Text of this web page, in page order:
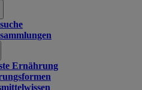
Ernährung